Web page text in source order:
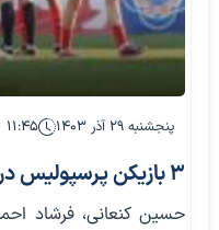
پنجشنبه ۲۹ آذر ۱۴۰۳ ۱۱:۴۵
۳ بازیکن پرسپولیس در آستانه محرومیت
حسین کنعانی، فرشاد